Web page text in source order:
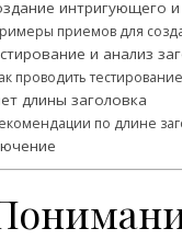
интригующего
приемов для
и анализ
проводить
длины заголовка
по длине